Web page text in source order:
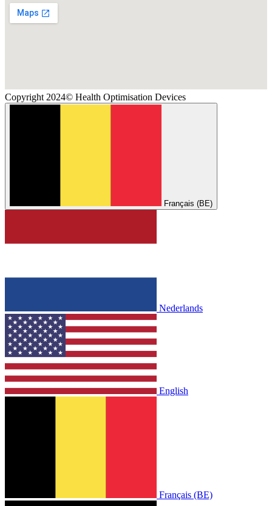
Copyright 2024© Health Optimisation Devices
Français (BE)
Nederlands
English
Français (BE)